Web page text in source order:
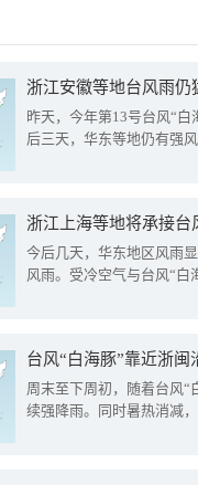
浙江安徽等地台风雨
昨天，今年第13号台风“
后三天，华东等地仍有强
浙江上海等地将承接台
今后几天，华东地区风雨
风雨。受冷空气与台风“白
台风“白海豚”靠近浙
周末至下周初，随着台风“
续强降雨。同时暑热消减